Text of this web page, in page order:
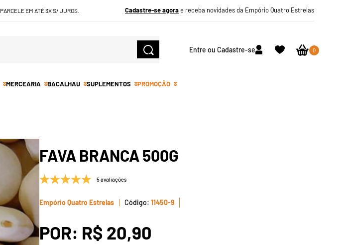
PARCELE EM ATÉ 3X S/ JUROS. Cadastre-se agorae receba novidades da Empório Quatro Estrelas
Entre ou Cadastre-se 0
MERCEARIA BACALHAU SUPLEMENTOS PROMOÇÃO
FAVA BRANCA 500G
5 avaliações
Empório Quatro Estrelas 11450-9
POR: R$ 20,90